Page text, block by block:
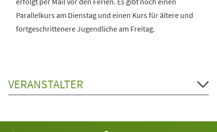
Parallelkurs am Dienstag und einen Kurs für ältere und
fortgeschrittenere Jugendliche am Freitag.
VERANSTALTER